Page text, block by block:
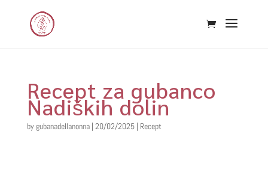
Recept za gubanco
Nadiških dolin
by gubanadellanonna| 20/02/2025| Recept